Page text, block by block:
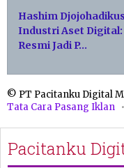
Hashim
Industri Aset
Resmi Jadi P…
© PT Pacitanku Digital
Tata Cara Pasang Iklan
Pacitanku